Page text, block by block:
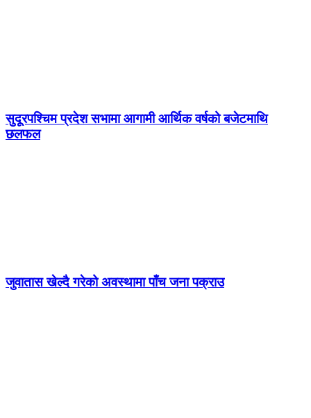
सुदूरपश्चिम प्रदेश सभामा आगामी आर्थिक वर्षको बजेटमाथि
छलफल
जुवातास खेल्दै गरेको अवस्थामा पाँच जना पक्राउ